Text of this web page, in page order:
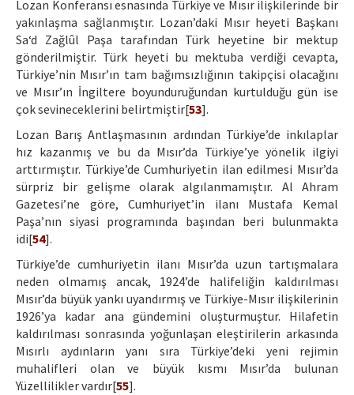
Lozan Konferansı esnasında Türkiye ve Mısır ilişkilerinde bir
yakınlaşma sağlanmıştır. Lozan’daki Mısır heyeti Başkanı
Sa‘d Zağlûl Paşa tarafından Türk heyetine bir mektup
gönderilmiştir. Türk heyeti bu mektuba verdiği cevapta,
Türkiye’nin Mısır’ın tam bağımsızlığının takipçisi olacağını
ve Mısır’ın İngiltere boyunduruğundan kurtulduğu gün ise
çok sevineceklerini belirtmiştir[53].
Lozan Barış Antlaşmasının ardından Türkiye’de inkılaplar
hız kazanmış ve bu da Mısır’da Türkiye’ye yönelik ilgiyi
arttırmıştır. Türkiye’de Cumhuriyetin ilan edilmesi Mısır’da
sürpriz bir gelişme olarak algılanmamıştır. Al Ahram
Gazetesi’ne göre, Cumhuriyet’in ilanı Mustafa Kemal
Paşa’nın siyasi programında başından beri bulunmakta
idi[54].
Türkiye’de cumhuriyetin ilanı Mısır’da uzun tartışmalara
neden olmamış ancak, 1924’de halifeliğin kaldırılması
Mısır’da büyük yankı uyandırmış ve Türkiye-Mısır ilişkilerinin
1926’ya kadar ana gündemini oluşturmuştur. Hilafetin
kaldırılması sonrasında yoğunlaşan eleştirilerin arkasında
Mısırlı aydınların yanı sıra Türkiye’deki yeni rejimin
muhalifleri olan ve büyük kısmı Mısır’da bulunan
Yüzellilikler vardır[55].